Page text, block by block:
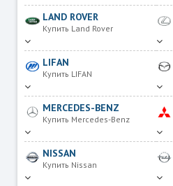
LAND ROVER
Купить Land Rover
LIFAN
Купить LIFAN
MERCEDES-BENZ
Купить Mercedes-Benz
NISSAN
Купить Nissan